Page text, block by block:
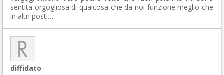
sentita orgogliosa di qualcosa che da noi funzione meglio che
in altri posti….
diffidato